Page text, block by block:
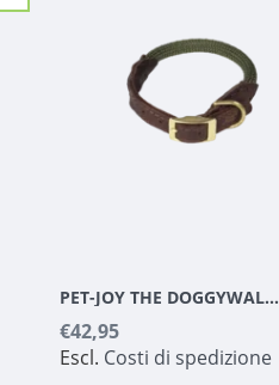
PET-JOY THE DOGGYWALKER COLLARE OLIVE GREEN
€42,95
Escl. Costi di spedizione